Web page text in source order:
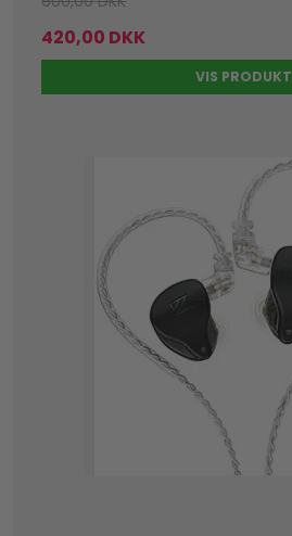
420,00 DKK
VIS PRODUKT